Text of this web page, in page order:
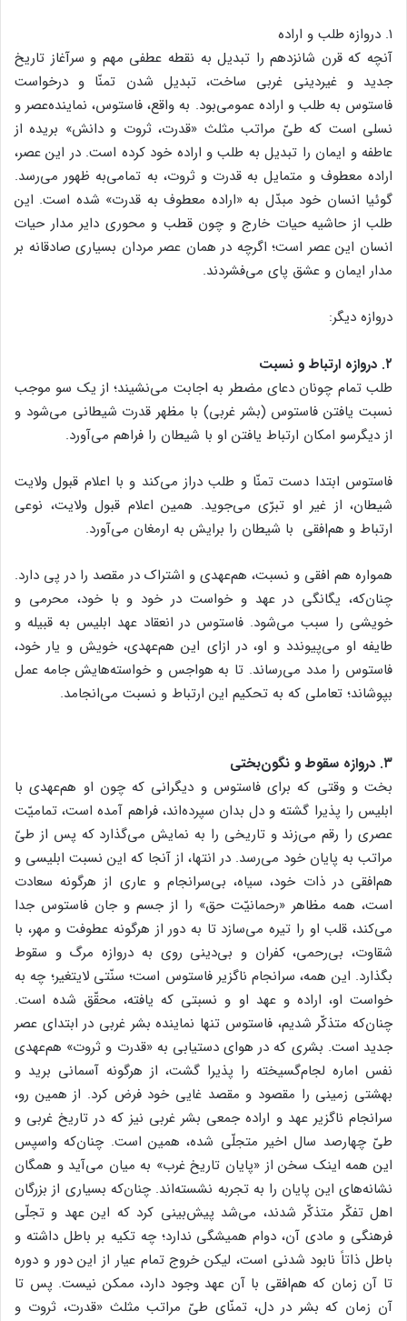
۱. دروازه طلب و اراده
آنچه که قرن شانزدهم را تبدیل به نقطه عطفی مهم و سرآغاز تاریخ
جدید و غیردینی غربی ساخت، تبدیل شدن تمنّا و درخواست
فاستوس به طلب و اراده عمومی‌بود. به واقع، فاستوس، نماینده‌عصر و
نسلی است که طیّ مراتب مثلث «قدرت، ثروت و دانش» بریده از
عاطفه و ایمان را تبدیل به طلب و اراده خود کرده است. در این عصر،
اراده معطوف و متمایل به قدرت و ثروت، به تمامی‌به ظهور می‌رسد.
گوئیا انسان خود مبدّل به «اراده معطوف به قدرت» شده است. این
طلب از حاشیه حیات خارج و چون قطب و محوری دایر مدار حیات
انسان این عصر است؛ اگرچه در همان عصر مردان بسیاری صادقانه بر
مدار ایمان و عشق پای می‌فشردند.
دروازه دیگر:
۲. دروازه ارتباط و نسبت
طلب تمام چونان دعای مضطر به اجابت می‌نشیند؛ از یک سو موجب
نسبت یافتن فاستوس (بشر غربی) با مظهر قدرت شیطانی می‌شود و
از دیگرسو امکان ارتباط یافتن او با شیطان را فراهم می‌آورد.
فاستوس ابتدا دست تمنّا و طلب دراز می‌کند و با اعلام قبول ولایت
شیطان، از غیر او تبرّی می‌جوید. همین اعلام قبول ولایت، نوعی
ارتباط و هم‌افقی با شیطان را برایش به ارمغان می‌آورد.
همواره هم افقی و نسبت، هم‌عهدی و اشتراک در مقصد را در پی دارد.
چنان‌که، یگانگی در عهد و خواست در خود و با خود، محرمی و
خویشی را سبب می‌شود. فاستوس در انعقاد عهد ابلیس به قبیله و
طایفه او می‌پیوندد و او، در ازای این هم‌عهدی، خویش و یار خود،
فاستوس را مدد می‌رساند. تا به هواجس و خواسته‌هایش جامه عمل
بپوشاند؛ تعاملی که به تحکیم این ارتباط و نسبت می‌انجامد.
۳. دروازه سقوط و نگون‌بختی
بخت و وقتی که برای فاستوس و دیگرانی که چون او هم‌عهدی با
ابلیس را پذیرا گشته و دل بدان سپرده‌اند، فراهم آمده است، تمامیّت
عصری را رقم می‌زند و تاریخی را به نمایش می‌گذارد که پس از طیّ
مراتب به پایان خود می‌رسد. در انتها، از آنجا که این نسبت ابلیسی و
هم‌افقی در ذات خود، سیاه، بی‌سرانجام و عاری از هرگونه سعادت
است، همه مظاهر «رحمانیّت حق» را از جسم و جان فاستوس جدا
می‌کند، قلب او را تیره می‌سازد تا به دور از هرگونه عطوفت و مهر، با
شقاوت، بی‌رحمی، کفران و بی‌دینی روی به دروازه مرگ و سقوط
بگذارد. این همه، سرانجام ناگزیر فاستوس است؛ سنّتی لایتغیر؛ چه به
خواست او، اراده و عهد او و نسبتی که یافته، محقّق شده است.
چنان‌که متذکّر شدیم، فاستوس تنها نماینده بشر غربی در ابتدای عصر
جدید است. بشری که در هوای دستیابی به «قدرت و ثروت» هم‌عهدی
نفس اماره لجام‌گسیخته را پذیرا گشت، از هرگونه آسمانی برید و
بهشتی زمینی را مقصود و مقصد غایی خود فرض کرد. از همین رو،
سرانجام ناگزیر عهد و اراده جمعی بشر غربی نیز که در تاریخ غربی و
طیّ چهارصد سال اخیر متجلّی شده، همین است. چنان‌که واسپس
این همه اینک سخن از «پایان تاریخ غرب» به میان می‌آید و همگان
نشانه‌های این پایان را به تجربه نشسته‌اند. چنان‌که بسیاری از بزرگان
اهل تفکّر متذکّر شدند، می‌شد پیش‌بینی کرد که این عهد و تجلّی
فرهنگی و مادی آن، دوام همیشگی ندارد؛ چه تکیه بر باطل داشته و
باطل ذاتاً نابود شدنی است، لیکن خروج تمام عیار از این دور و دوره
تا آن زمان که هم‌افقی با آن عهد وجود دارد، ممکن نیست. پس تا
آن زمان که بشر در دل، تمنّای طیّ مراتب مثلث «قدرت، ثروت و